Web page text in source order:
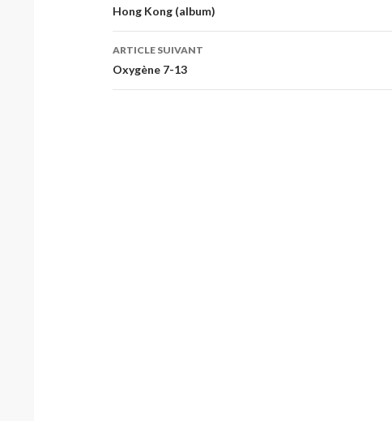
des
articles
Hong Kong (album)
ARTICLE SUIVANT
Oxygène 7-13